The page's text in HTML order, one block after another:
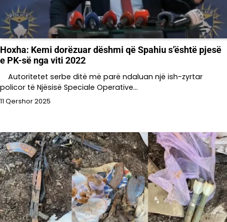
Hoxha: Kemi dorëzuar dëshmi që Spahiu s’është pjesë
e PK-së nga viti 2022
Autoritetet serbe ditë më parë ndaluan një ish-zyrtar
policor të Njësisë Speciale Operative…
11 Qershor 2025